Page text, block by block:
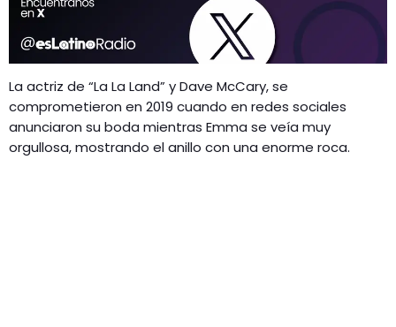
La actriz de “La La Land” y Dave McCary, se
comprometieron en 2019 cuando en redes sociales
anunciaron su boda mientras Emma se veía muy
orgullosa, mostrando el anillo con una enorme roca.